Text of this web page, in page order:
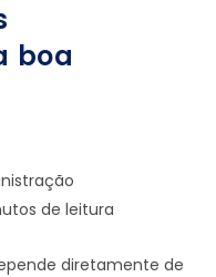
boa
de leitura
diretamente de